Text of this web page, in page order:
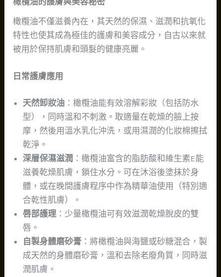
橄欖油不僅滋養內在，其天然的保濕、滋潤和抗氧化
特性也使其成為極佳的護膚和美容成分，自古以來就
被用於保持肌膚和頭髮的健康亮麗。
日常護膚應用
天然卸妝油 ：橄欖油能有效溶解彩妝（包括防水
型），同時溫和不刺激。取適量在乾燥的臉上按
摩，然後用溫水乳化沖洗，或用濕潤的化妝棉擦拭
乾淨。
深層保濕滋潤 ：橄欖油富含的脂肪酸和維生素E能
滋養乾燥肌膚，鎖住水分。可在沐浴後塗抹於身
體，或在晚間護膚程序中作為精華油使用（特別適
合乾性肌膚）。
唇部護理 ：少量橄欖油可有效滋潤乾燥脫皮的雙
唇。
自製身體磨砂膏 ：將橄欖油與海鹽或砂糖混合，製
成天然的身體磨砂膏，溫和去除老廢角質，同時滋
潤肌膚。